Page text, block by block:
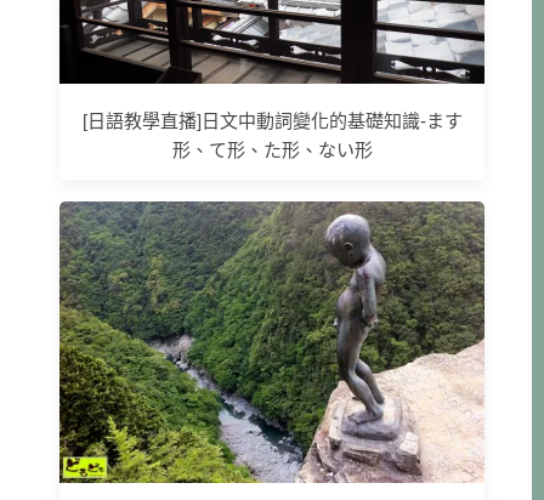
[日語教學直播]日文中動詞變化的基礎知識-ます
形、て形、た形、ない形